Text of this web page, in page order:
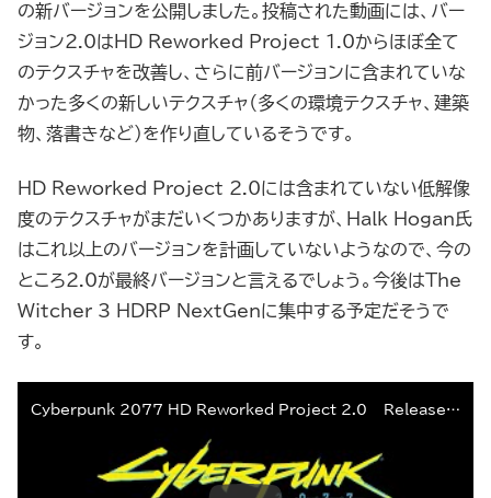
の新バージョンを公開しました。投稿された動画には、バー
ジョン2.0はHD Reworked Project 1.0からほぼ全て
のテクスチャを改善し、さらに前バージョンに含まれていな
かった多くの新しいテクスチャ（多くの環境テクスチャ、建築
物、落書きなど）を作り直しているそうです。
HD Reworked Project 2.0には含まれていない低解像
度のテクスチャがまだいくつかありますが、Halk Hogan氏
はこれ以上のバージョンを計画していないようなので、今の
ところ2.0が最終バージョンと言えるでしょう。今後はThe
Witcher 3 HDRP NextGenに集中する予定だそうで
す。
Cyberpunk 2077 HD Reworked Project 2.0 – Release Preview